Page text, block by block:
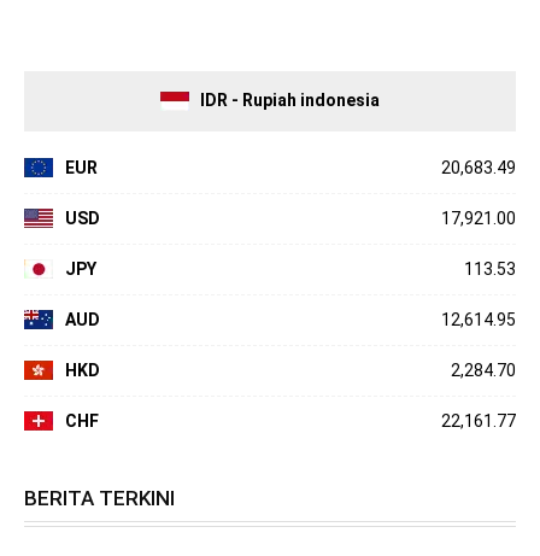
IDR - Rupiah indonesia
EUR 20,683.49
USD 17,921.00
JPY 113.53
AUD 12,614.95
HKD 2,284.70
CHF 22,161.77
BERITA TERKINI